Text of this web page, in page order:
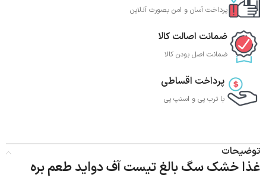
پرداخت آسان و امن بصورت آنلاین
ضمانت اصالت کالا
ضمانت اصل بودن کالا
پرداخت اقساطی
با ترب‌ پی و اسنپ پی
توضیحات
غذا خشک سگ بالغ تیست آف دواید طعم بره